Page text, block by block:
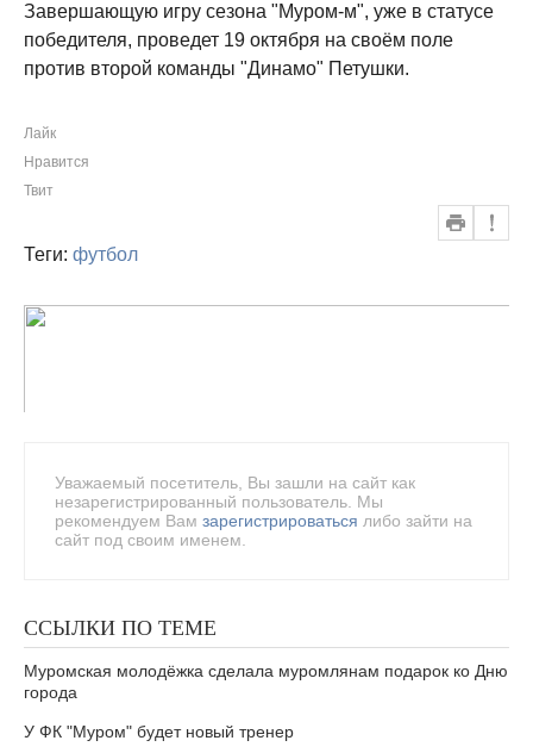
Завершающую игру сезона "Муром-м", уже в статусе
победителя, проведет 19 октября на своём поле
против второй команды "Динамо" Петушки.
Лайк
Нравится
Твит
Теги: футбол
Уважаемый посетитель, Вы зашли на сайт как
незарегистрированный пользователь. Мы
рекомендуем Вам зарегистрироваться либо зайти на
сайт под своим именем.
ССЫЛКИ ПО ТЕМЕ
Муромская молодёжка сделала муромлянам подарок ко Дню
города
У ФК "Муром" будет новый тренер